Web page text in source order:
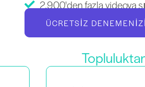
2.900'den fazla videoya
ÜCRETSIZ